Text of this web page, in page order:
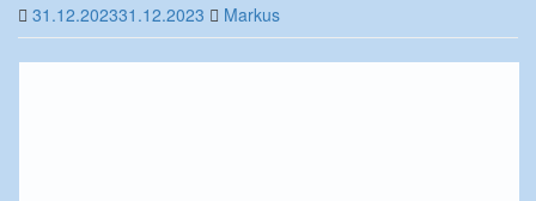
31.12.202331.12.2023 Markus